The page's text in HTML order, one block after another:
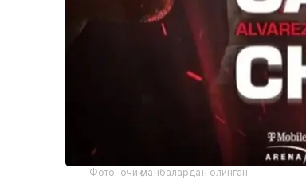
Фото: очиқ манбалардан олинган